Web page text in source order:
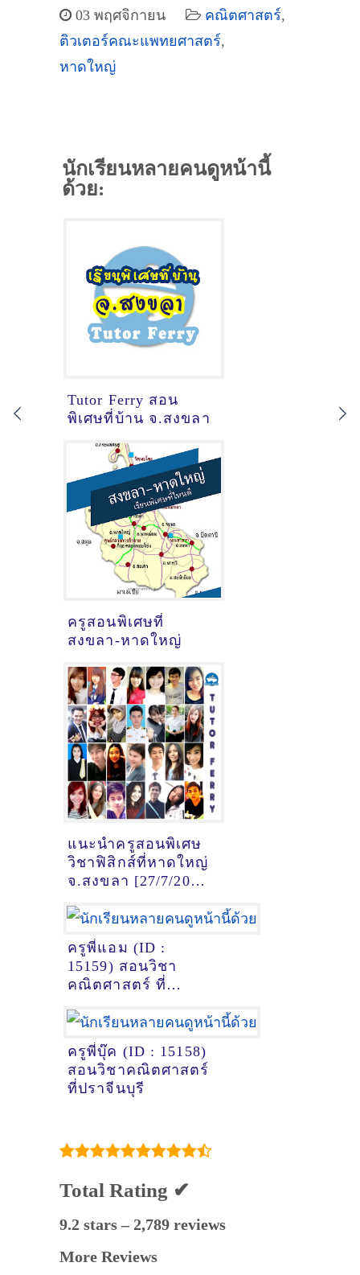
03 พฤศจิกายน คณิตศาสตร์,
ติวเตอร์คณะแพทยศาสตร์,
หาดใหญ่
นักเรียนหลายคนดูหน้านี้
ด้วย:
Tutor Ferry สอน
พิเศษที่บ้าน จ.สงขลา
ครูสอนพิเศษที่
สงขลา-หาดใหญ่
แนะนำครูสอนพิเศษ
วิชาฟิสิกส์ที่หาดใหญ่
จ.สงขลา [27/7/2024,
ครูพี่แอม (ID :
15159) สอนวิชา
คณิตศาสตร์ ที่
ครูพี่บุ๊ค (ID : 15158)
สอนวิชาคณิตศาสตร์
ที่ปราจีนบุรี
Total Rating ✔
9.2 stars – 2,789 reviews
More Reviews